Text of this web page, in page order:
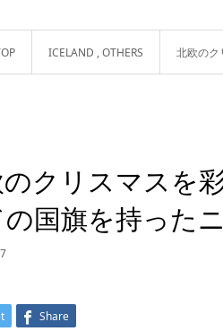
ICELAND ,OTHERS 北欧のク
クリスマスを
国旗を持った
Share